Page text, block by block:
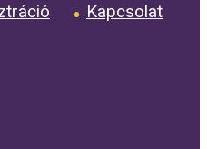
Kapcsolat